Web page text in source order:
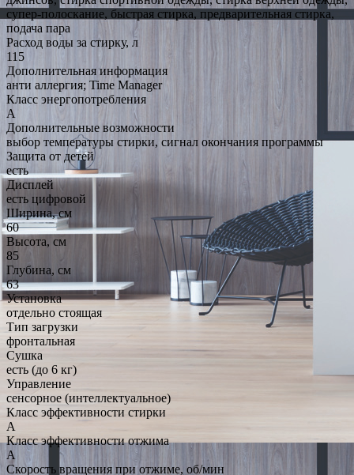
супер-полоскание, быстрая стирка, предварительная стирка,
подача пара
Расход воды за стирку, л
115
Дополнительная информация
анти аллергия; Time Manager
Класс энергопотребления
A
Дополнительные возможности
выбор температуры стирки, сигнал окончания программы
Защита от детей
есть
Дисплей
есть цифровой
Ширина, см
60
Высота, см
85
Глубина, см
63
Установка
отдельно стоящая
Тип загрузки
фронтальная
Сушка
есть (до 6 кг)
Управление
сенсорное (интеллектуальное)
Класс эффективности стирки
A
Класс эффективности отжима
A
Скорость вращения при отжиме, об/мин